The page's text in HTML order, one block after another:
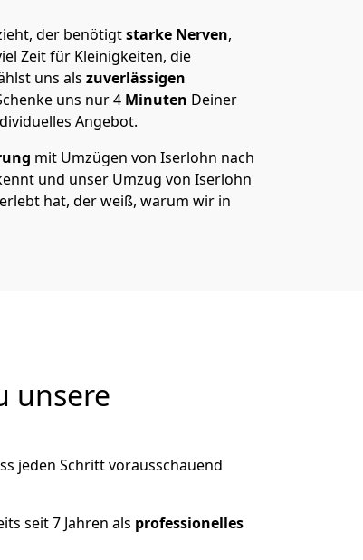
der benötigtstarke Nerven,
Zeit für Kleinigkeiten, die
uns als zuverlässigen
uns nur4 Minuten Deiner
Angebot.
mit Umzügen von Iserlohn nach
und unser Umzug von Iserlohn
hat, der weiß, warum wir in
unsere
jeden Schritt vorausschauend
seit 7 Jahren als professionelles